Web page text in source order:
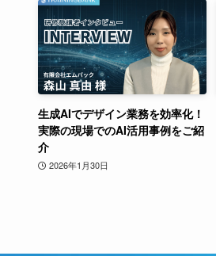
生成AIでデザイン業務を効率化！
実際の現場でのAI活用事例をご紹
介
2026年1月30日